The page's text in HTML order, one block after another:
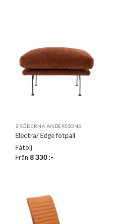
BRÖDERNA ANDERSSONS
Electra/ Edge fotpall
Fåtölj
Från 8 330:-